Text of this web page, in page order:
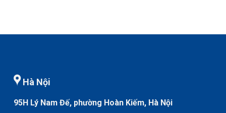
Hà Nội
95H Lý Nam Đế, phường Hoàn Kiếm, Hà Nội